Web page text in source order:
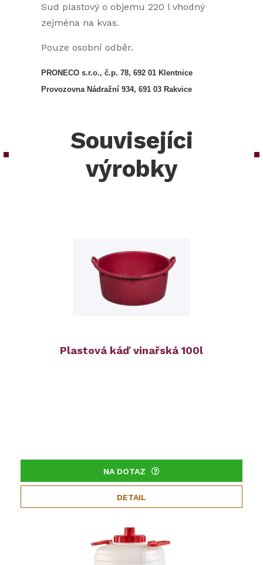
Sud plastový o objemu 220 l vhodný
zejména na kvas.
Pouze osobní odběr.
PRONECO s.r.o., č.p. 78, 692 01 Klentnice
Provozovna Nádražní 934, 691 03 Rakvice
Souvisejíci
výrobky
Plastová káď vinařská 100l
NA DOTAZ
DETAIL